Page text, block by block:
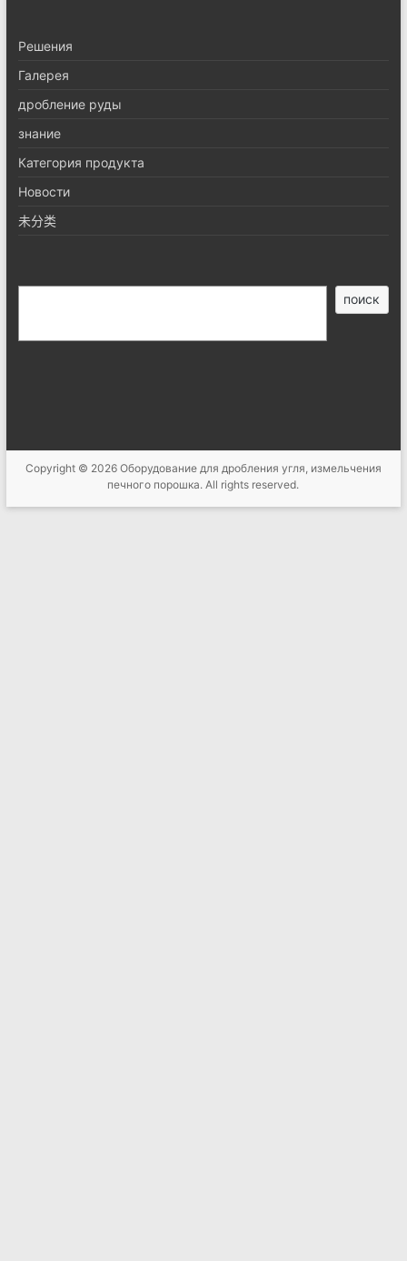
Pешения
Галерея
дробление руды
знание
Категория продукта
Новости
未分类
поиск
Copyright © 2026 Оборудование для дробления угля, измельчения
печного порошка. All rights reserved.